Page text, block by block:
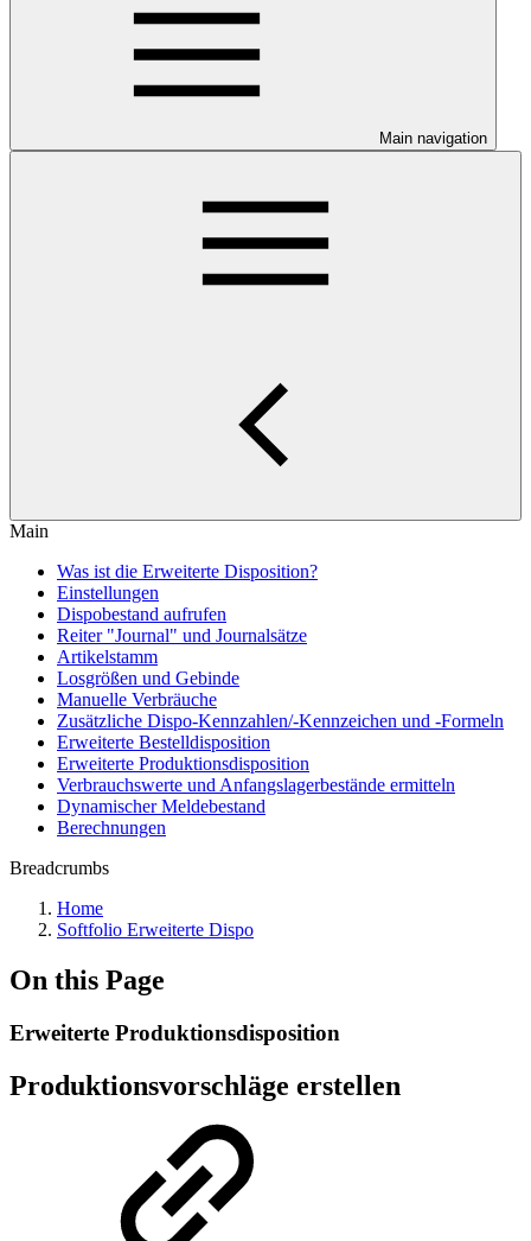
Main navigation
Main
Was ist die Erweiterte Disposition?
Einstellungen
Dispobestand aufrufen
Reiter "Journal" und Journalsätze
Artikelstamm
Losgrößen und Gebinde
Manuelle Verbräuche
Zusätzliche Dispo-Kennzahlen/-Kennzeichen und -Formeln
Erweiterte Bestelldisposition
Erweiterte Produktionsdisposition
Verbrauchswerte und Anfangslagerbestände ermitteln
Dynamischer Meldebestand
Berechnungen
Breadcrumbs
Home
Softfolio Erweiterte Dispo
On this Page
Erweiterte Produktionsdisposition
Produktionsvorschläge erstellen